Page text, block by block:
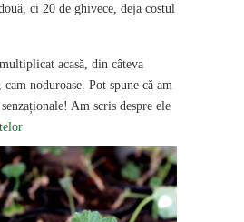
ci 20 de ghivece, deja costul
acasă, din câteva
noduroase. Pot spune că am
Am scris despre ele